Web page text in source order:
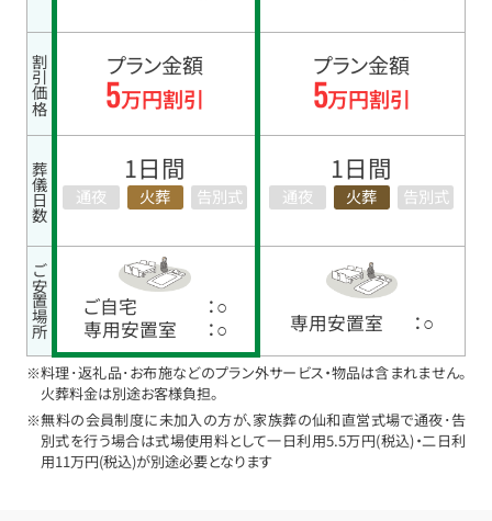
割引価格
葬儀日数
ご安置場所
プラン金額
5万円割引
1日間
通夜 火葬 告別式
ご自宅
：○
専用安置室
：○
プラン金額
5万円割引
1日間
通夜 火葬 告別式
専用安置室 ：○
※料理･返礼品･お布施などのプラン外サービス・物品は含まれません。
火葬料金は別途お客様負担。
※無料の会員制度に未加入の方が、家族葬の仙和直営式場で通夜･告
別式を行う場合は式場使用料として一日利用5.5万円(税込)・二日利
用11万円(税込)が別途必要となります